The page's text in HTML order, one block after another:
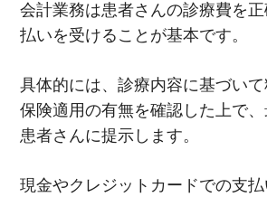
会計業務は患者さんの診療費を
払いを受けることが基本です。
具体的には、診療内容に基づいて
保険適用の有無を確認した上で
患者さんに提示します。
現金やクレジットカードでの支